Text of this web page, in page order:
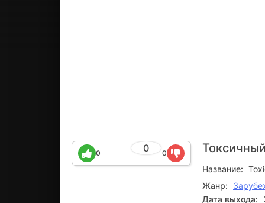
0
0 0
Название:
Жанр:
Дата выхода: